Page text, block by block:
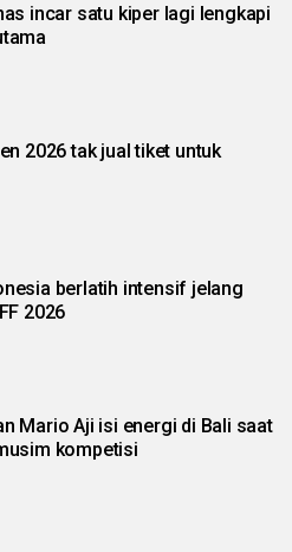
incar satu kiper lagi lengkapi
2026 tak jual tiket untuk
berlatih intensif jelang
2026
Mario Aji isi energi di Bali saat
kompetisi